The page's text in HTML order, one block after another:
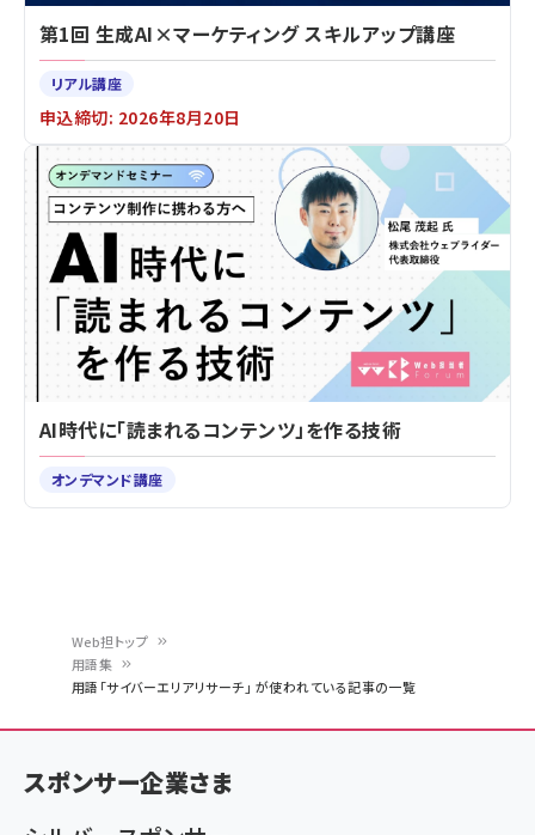
ン
く
ず
Web担トップ
用語集
用語「サイバーエリアリサーチ」 が使われている記事の一覧
第1回 生成AI×マーケティング スキルアップ講座
リアル講座
申込締切: 2026年8月20日
AI時代に「読まれるコンテンツ」を作る技術
オンデマンド講座
スポンサー企業さま